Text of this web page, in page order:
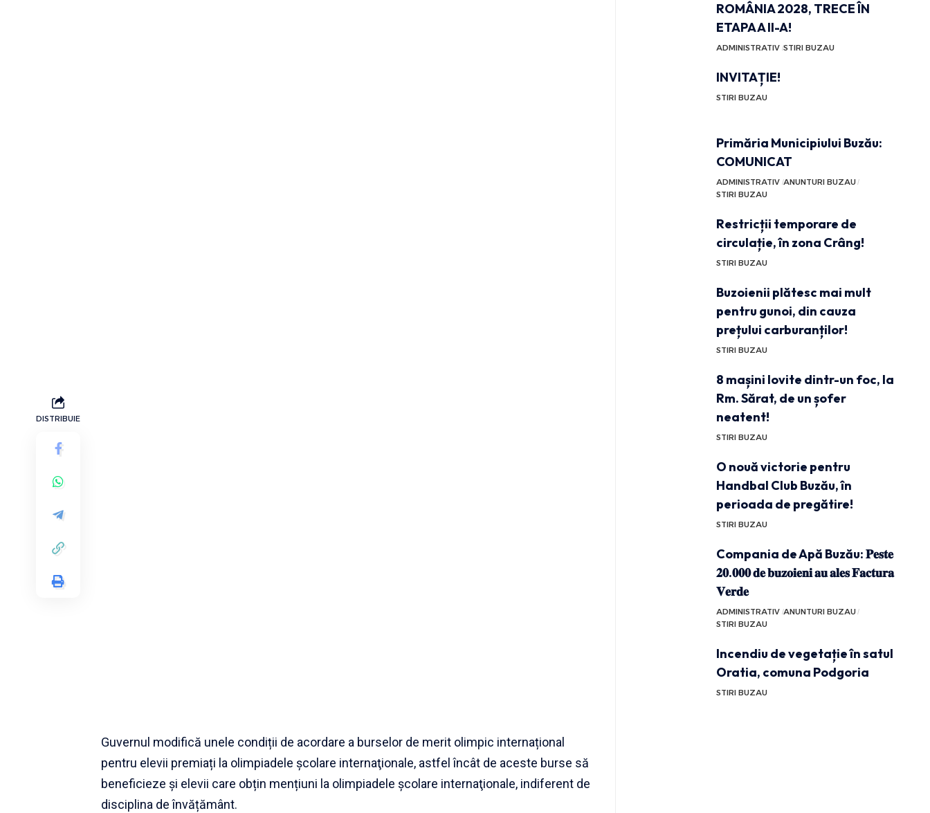
DISTRIBUIE
Guvernul modifică unele condiții de acordare a burselor de merit olimpic internațional
pentru elevii premiați la olimpiadele şcolare internaţionale, astfel încât de aceste burse să
beneficieze și elevii care obțin mențiuni la olimpiadele şcolare internaţionale, indiferent de
disciplina de învățământ.
ROMÂNIA 2028, TRECE ÎN
ETAPA A II-A!
ADMINISTRATIV STIRI BUZAU
INVITAȚIE!
STIRI BUZAU
Primăria Municipiului Buzău:
COMUNICAT
ADMINISTRATIV ANUNTURI BUZAU
STIRI BUZAU
Restricții temporare de
circulație, în zona Crâng!
STIRI BUZAU
Buzoienii plătesc mai mult
pentru gunoi, din cauza
prețului carburanților!
STIRI BUZAU
8 mașini lovite dintr-un foc, la
Rm. Sărat, de un șofer
neatent!
STIRI BUZAU
O nouă victorie pentru
Handbal Club Buzău, în
perioada de pregătire!
STIRI BUZAU
Compania de Apă Buzău: 𝐏𝐞𝐬𝐭𝐞
𝟐𝟎.𝟎𝟎𝟎 𝐝𝐞 𝐛𝐮𝐳𝐨𝐢𝐞𝐧𝐢 𝐚𝐮 𝐚𝐥𝐞𝐬 𝐅𝐚𝐜𝐭𝐮𝐫𝐚
𝐕𝐞𝐫𝐝𝐞
ADMINISTRATIV ANUNTURI BUZAU
STIRI BUZAU
Incendiu de vegetație în satul
Oratia, comuna Podgoria
STIRI BUZAU